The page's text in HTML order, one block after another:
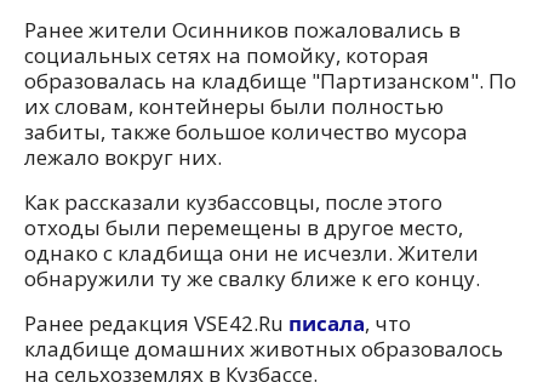
Ранее жители Осинников пожаловались в
социальных сетях на помойку, которая
образовалась на кладбище "Партизанском". По
их словам, контейнеры были полностью
забиты, также большое количество мусора
лежало вокруг них.
Как рассказали кузбассовцы, после этого
отходы были перемещены в другое место,
однако с кладбища они не исчезли. Жители
обнаружили ту же свалку ближе к его концу.
Ранее редакция VSE42.Ru писала, что
кладбище домашних животных образовалось
на сельхозземлях в Кузбассе.